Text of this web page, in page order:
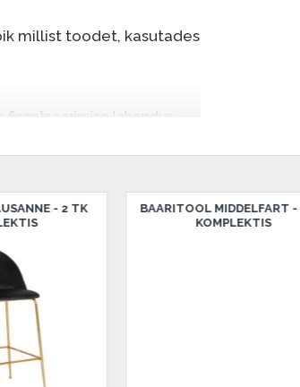
millist toodet, kasutades
lahendus,
0 €, igakuine
Dārzciema tänaval 91,
ID, eParaksts eID,
Luminor, SEB või Citadele).
- 2 TK
BAARITOOL MIDDELFART - 2 TK
KOMPLEKTIS